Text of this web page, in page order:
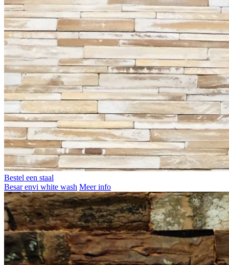
Bestel een staal
Besar envi white wash Meer info